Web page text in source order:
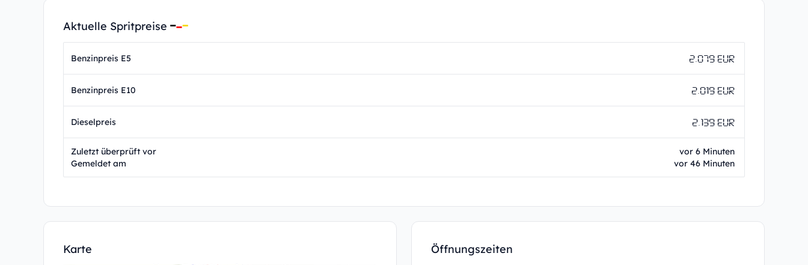
Aktuelle Spritpreise
Benzinpreis E5 2.079 EUR
Benzinpreis E10 2.019 EUR
Dieselpreis 2.139 EUR
Zuletzt überprüft vor
Gemeldet am
vor 6 Minuten
vor 46 Minuten
Karte Öffnungszeiten